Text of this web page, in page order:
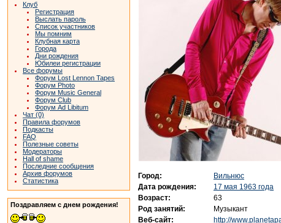
Клуб
Регистрация
Выслать пароль
Список участников
Мы помним
Клубная карта
Города
Дни рождения
Юбилеи регистрации
Все форумы
Форум Lost Lennon Tapes
Форум Photo
Форум Music General
Форум Club
Форум Ad Libitum
Чат (0)
Правила форумов
Подкасты
FAQ
Полезные советы
Модераторы
Hall of shame
Последние сообщения
Архив форумов
Статистика
Поздравляем с днем рождения!
Город:
Вильнюс
Дата рождения:
17 мая 1963 года
Возраст:
63
Род занятий:
Музыкант
Веб-сайт:
http://